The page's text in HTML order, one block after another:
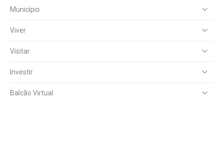
Município
Viver
Visitar
Investir
Balcão Virtual